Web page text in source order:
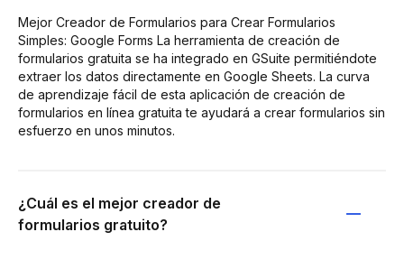
Mejor Creador de Formularios para Crear Formularios
Simples: Google Forms La herramienta de creación de
formularios gratuita se ha integrado en GSuite permitiéndote
extraer los datos directamente en Google Sheets. La curva
de aprendizaje fácil de esta aplicación de creación de
formularios en línea gratuita te ayudará a crear formularios sin
esfuerzo en unos minutos.
¿Cuál es el mejor creador de
formularios gratuito?